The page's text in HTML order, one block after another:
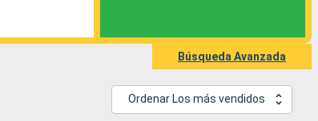
Búsqueda Avanzada
Ordenar Los más vendidos